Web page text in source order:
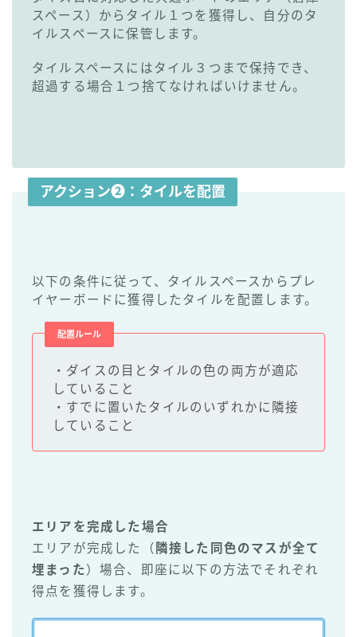
スペース）からタイル１つを獲得し、自分のタ
イルスペースに保管します。
タイルスペースにはタイル３つまで保持でき、
超過する場合１つ捨てなければいけません。
アクション❷：タイルを配置
以下の条件に従って、タイルスペースからプレ
イヤーボードに獲得したタイルを配置します。
配置ルール
・ダイスの目とタイルの色の両方が適応
していること
・すでに置いたタイルのいずれかに隣接
していること
エリアを完成した場合
エリアが完成した（ 隣接した同色のマスが全て
埋まった ）場合、即座に以下の方法でそれぞれ
得点を獲得します。